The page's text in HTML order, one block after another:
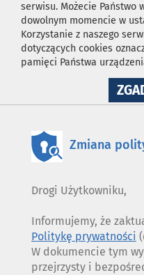
serwisu. Możecie Państwo
dowolnym momencie w
Korzystanie z naszego
dotyczących cookies
pamięci Państwa
Zmiana
Drogi Użytkowniku,
Informujemy, że
Politykę prywatności
W dokumencie tym
przejrzysty i